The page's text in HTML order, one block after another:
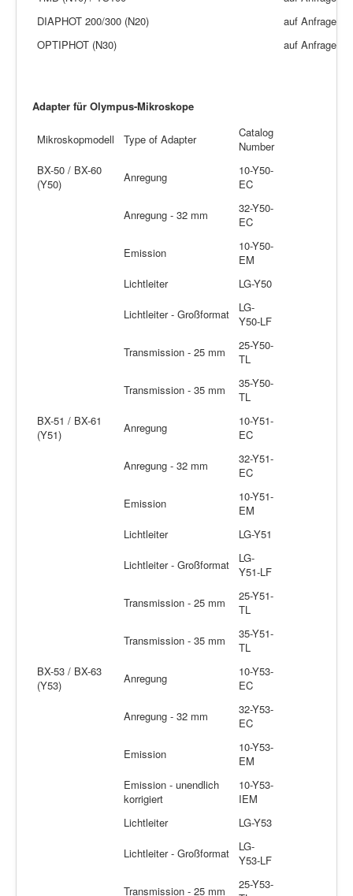
DIAPHOT 200/300 (N20)
auf Anfrage
OPTIPHOT (N30)
auf Anfrage
Adapter für Olympus-Mikroskope
Mikroskopmodell Type of Adapter
Catalog
Number
BX-50 / BX-60
(Y50)
Anregung
10-Y50-
EC
Anregung - 32 mm
32-Y50-
EC
Emission
10-Y50-
EM
Lichtleiter
LG-Y50
Lichtleiter - Großformat
LG-
Y50-LF
Transmission - 25 mm
25-Y50-
TL
Transmission - 35 mm
35-Y50-
TL
BX-51 / BX-61
(Y51)
Anregung
10-Y51-
EC
Anregung - 32 mm
32-Y51-
EC
Emission
10-Y51-
EM
Lichtleiter
LG-Y51
Lichtleiter - Großformat
LG-
Y51-LF
Transmission - 25 mm
25-Y51-
TL
Transmission - 35 mm
35-Y51-
TL
BX-53 / BX-63
(Y53)
Anregung
10-Y53-
EC
Anregung - 32 mm
32-Y53-
EC
Emission
10-Y53-
EM
Emission - unendlich
korrigiert
10-Y53-
IEM
Lichtleiter
LG-Y53
Lichtleiter - Großformat
LG-
Y53-LF
Transmission - 25 mm
25-Y53-